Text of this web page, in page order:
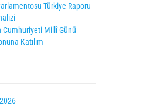
Türkiye Raporu
Cumhuriyeti Millî Günü
Katılım